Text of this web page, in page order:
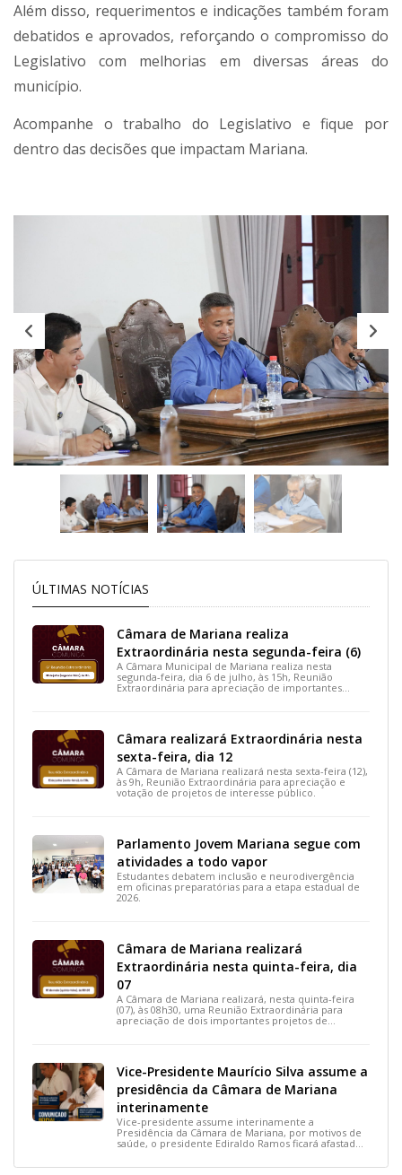
Além disso, requerimentos e indicações também foram
debatidos e aprovados, reforçando o compromisso do
Legislativo com melhorias em diversas áreas do
município.
Acompanhe o trabalho do Legislativo e fique por
dentro das decisões que impactam Mariana.
ÚLTIMAS NOTÍCIAS
Câmara de Mariana realiza
Extraordinária nesta segunda-feira (6)
A Câmara Municipal de Mariana realiza nesta
segunda-feira, dia 6 de julho, às 15h, Reunião
Extraordinária para apreciação de importantes
Câmara realizará Extraordinária nesta
sexta-feira, dia 12
A Câmara de Mariana realizará nesta sexta-feira (12),
às 9h, Reunião Extraordinária para apreciação e
votação de projetos de interesse público.
Parlamento Jovem Mariana segue com
atividades a todo vapor
Estudantes debatem inclusão e neurodivergência
em oficinas preparatórias para a etapa estadual de
2026.
Câmara de Mariana realizará
Extraordinária nesta quinta-feira, dia
07
A Câmara de Mariana realizará, nesta quinta-feira
(07), às 08h30, uma Reunião Extraordinária para
apreciação de dois importantes projetos de
Vice-Presidente Maurício Silva assume a
presidência da Câmara de Mariana
interinamente
Vice-presidente assume interinamente a
Presidência da Câmara de Mariana, por motivos de
saúde, o presidente Ediraldo Ramos ficará afastado